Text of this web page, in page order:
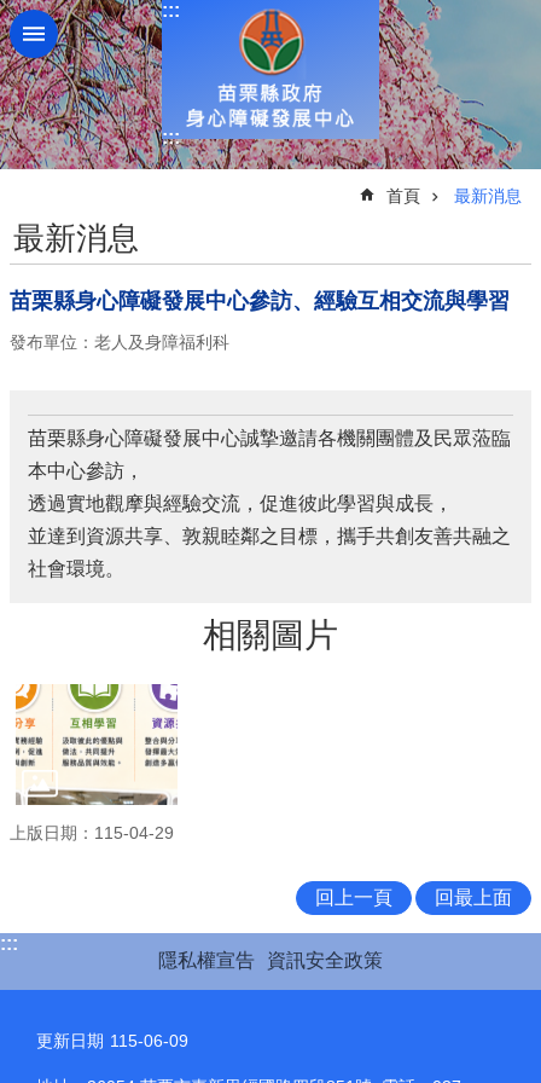
跳到主要內容區塊
:::
:::
首頁 最新消息
最新消息
苗栗縣身心障礙發展中心參訪、經驗互相交流與學習
發布單位：老人及身障福利科
苗栗縣身心障礙發展中心誠摯邀請各機關團體及民眾蒞臨
本中心參訪，
透過實地觀摩與經驗交流，促進彼此學習與成長，
並達到資源共享、敦親睦鄰之目標，攜手共創友善共融之
社會環境。
相關圖片
上版日期：115-04-29
回上一頁 回最上面
:::
隱私權宣告
資訊安全政策
更新日期 115-06-09